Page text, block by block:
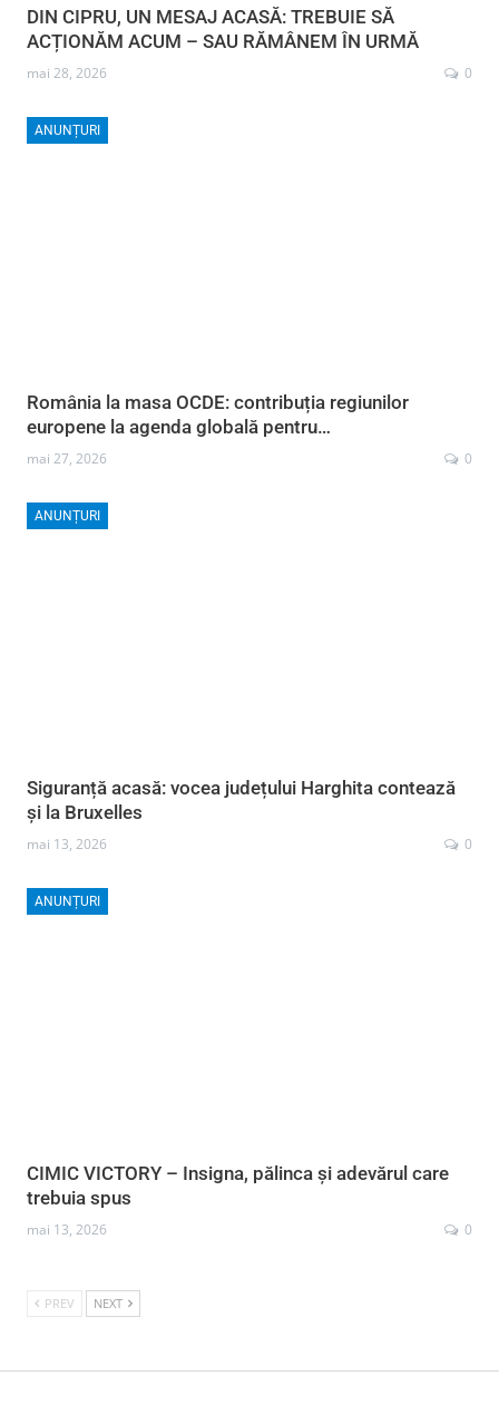
DIN CIPRU, UN MESAJ ACASĂ: TREBUIE SĂ
ACȚIONĂM ACUM – SAU RĂMÂNEM ÎN URMĂ
mai 28, 2026 0
ANUNȚURI
România la masa OCDE: contribuția regiunilor
europene la agenda globală pentru…
mai 27, 2026 0
ANUNȚURI
Siguranță acasă: vocea județului Harghita contează
și la Bruxelles
mai 13, 2026 0
ANUNȚURI
CIMIC VICTORY – Insigna, pălinca și adevărul care
trebuia spus
mai 13, 2026 0
PREV NEXT